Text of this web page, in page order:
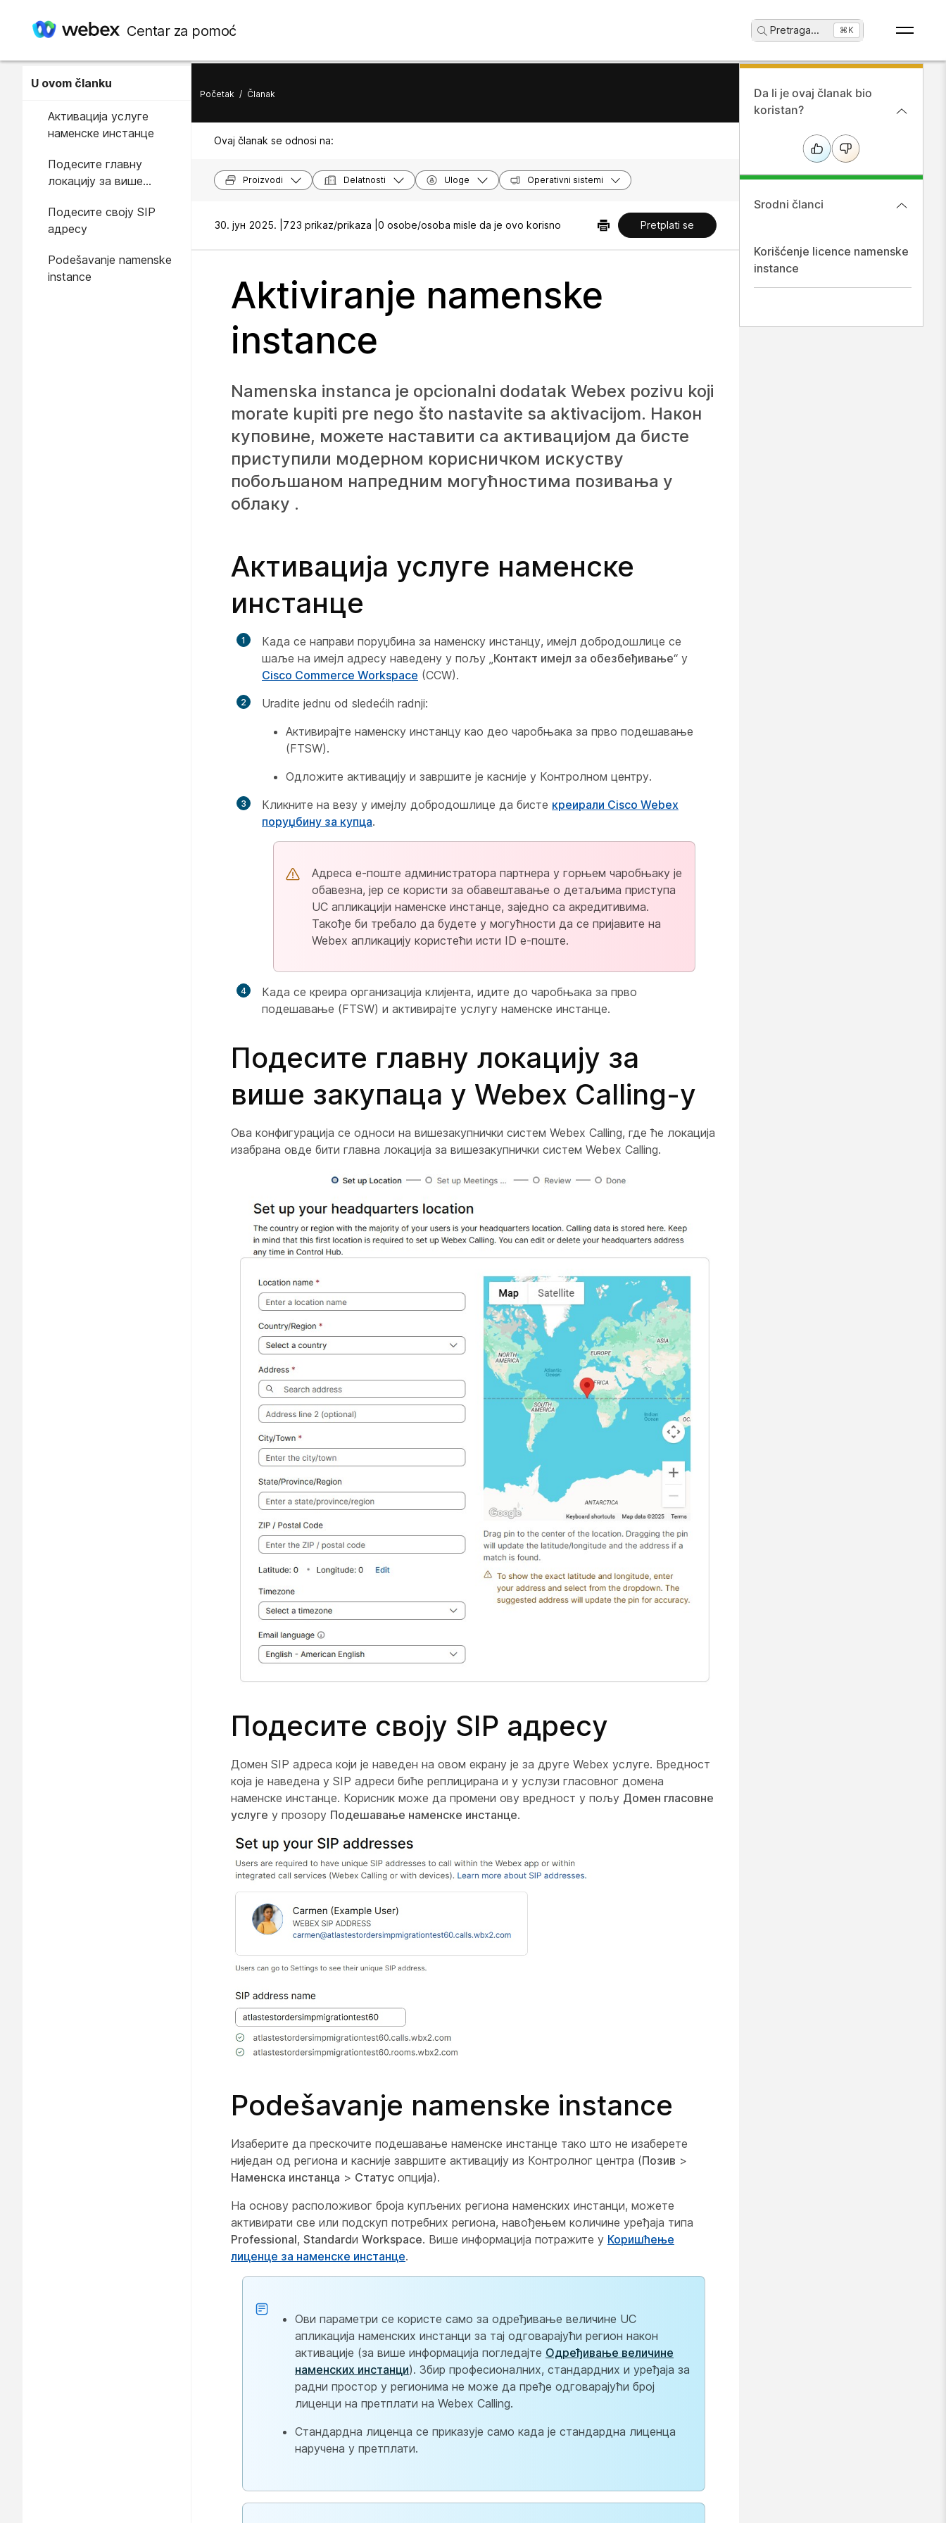
Centar za pomoć Pretraga... ⌘K
U ovom članku
Активација услуге
наменске инстанце
Подесите главну
локацију за више
Calling-у
Подесите своју SIP
адресу
Podešavanje namenske
instance
Početak / Članak
Ovaj članak se odnosi na:
Proizvodi Delatnosti Uloge Operativni sistemi
30. јун 2025. | 723 prikaz/prikaza | 0 osobe/osoba misle da je ovo korisno Pretplati se
Aktiviranje namenske
instance
Namenska instanca je opcionalni dodatak Webex pozivu koji
morate kupiti pre nego što nastavite sa aktivacijom. Након
куповине, можете наставити са активацијом да бисте
приступили модерном корисничком искуству
побољшаном напредним могућностима позивања у
облаку .
Активација услуге наменске
инстанце
Када се направи поруџбина за наменску инстанцу, имејл добродошлице се
шаље на имејл адресу наведену у пољу „Контакт имејл за обезбеђивање“ у
Cisco Commerce Workspace (CCW).
Uradite jednu od sledećih radnji:
Активирајте наменску инстанцу као део чаробњака за прво подешавање
(FTSW).
Одложите активацију и завршите је касније у Контролном центру.
Кликните на везу у имејлу добродошлице да бисте креирали Cisco Webex
поруџбину за купца.
Адреса е-поште администратора партнера у горњем чаробњаку је
обавезна, јер се користи за обавештавање о детаљима приступа
UC апликацији наменске инстанце, заједно са акредитивима.
Такође би требало да будете у могућности да се пријавите на
Webex апликацију користећи исти ID е-поште.
Када се креира организација клијента, идите до чаробњака за прво
подешавање (FTSW) и активирајте услугу наменске инстанце.
Подесите главну локацију за
више закупаца у Webex Calling-у
Ова конфигурација се односи на вишезакупнички систем Webex Calling, где ће локација
изабрана овде бити главна локација за вишезакупнички систем Webex Calling.
Подесите своју SIP адресу
Домен SIP адреса који је наведен на овом екрану је за друге Webex услуге. Вредност
која је наведена у SIP адреси биће реплицирана и у услузи гласовног домена
наменске инстанце. Корисник може да промени ову вредност у пољу Домен гласовне
услуге у прозору Подешавање наменске инстанце.
Podešavanje namenske instance
Изаберите да прескочите подешавање наменске инстанце тако што не изаберете
ниједан од региона и касније завршите активацију из Контролног центра (Позив >
Наменска инстанца > Статус опција).
На основу расположивог броја купљених региона наменских инстанци, можете
активирати све или подскуп потребних региона, навођењем количине уређаја типа
Professional, Standardи Workspace. Више информација потражите у Коришћење
лиценце за наменске инстанце.
Ови параметри се користе само за одређивање величине UC
апликација наменских инстанци за тај одговарајући регион након
активације (за више информација погледајте Одређивање величине
наменских инстанци). Збир професионалних, стандардних и уређаја за
радни простор у регионима не може да пређе одговарајући број
лиценци на претплати на Webex Calling.
Стандардна лиценца се приказује само када је стандардна лиценца
наручена у претплати.
Da li je ovaj članak bio
koristan?
Srodni članci
Korišćenje licence namenske
instance